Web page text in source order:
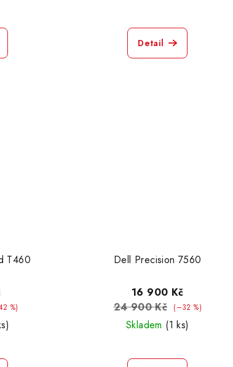
Detail
T460
%)
Dell Precision 7560
16 900 Kč
24 900 Kč
(–32 %)
Skladem (1 ks)